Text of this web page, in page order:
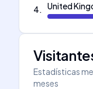
4. United
Estadísticas
meses